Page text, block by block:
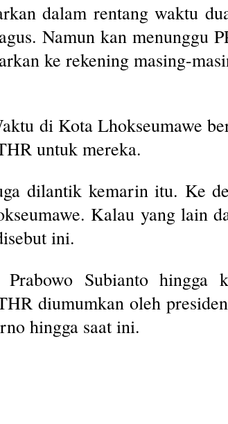
dalam rentang waktu
Namun kan menunggu
ke rekening masing-
di Kota Lhokseumawe
untuk mereka.
dilantik kemarin itu. Ke
Kalau yang lain
ini.
Subianto hingga
diumumkan oleh
hingga saat ini.